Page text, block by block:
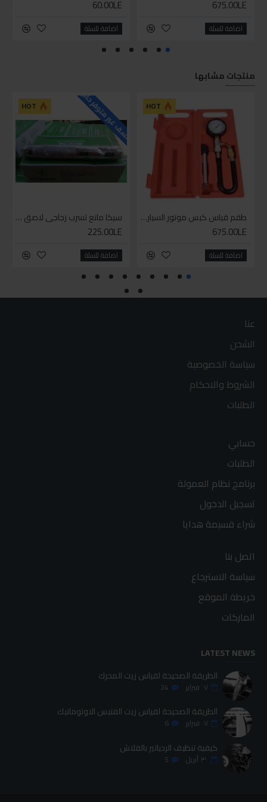
675.00LE
اضافة للسلة
60.00LE
اضافة للسلة
منتجات مشابها
HOT
طقم قياس كبس موتور السياره 3 ق
675.00LE
اضافة للسلة
HOT للاسف غير متوفر حاليا
سيكا مانع تسرب زجاجي لاصق اسود 600 مل
225.00LE
اضافة للسلة
عنا
الشحن
سياسة الخصوصية
الشروط والاحكام
الطلبات
حسابي
الطلبات
برنامج نظام العمولة
تسجيل الدخول
شراء قسيمة هدايا
اتصل بنا
سياسة الاسترجاع
خريطة الموقع
الماركات
LATEST NEWS
الطريقة الصحيحة لقياس زيت المحرك
٠٧ فبراير 24
الطريقة الصحيحة لقياس زيت الفتيس الاوتوماتيك
٠٧ فبراير 6
كيفية تنظيف الردياتير بالفلاش
٣٠ أبريل 5